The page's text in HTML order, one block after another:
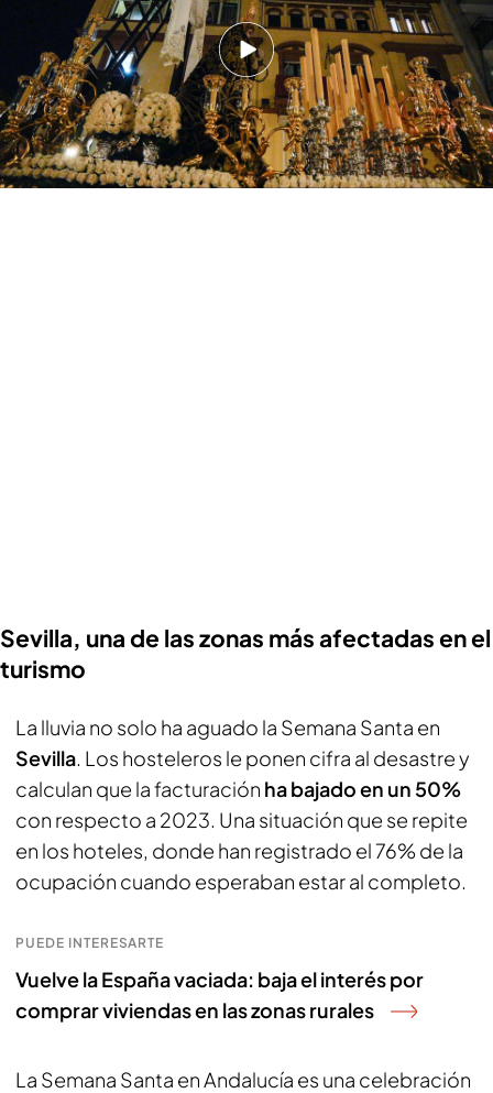
Sevilla, una de las zonas más afectadas en el
turismo
La lluvia no solo ha aguado la Semana Santa en
Sevilla. Los hosteleros le ponen cifra al desastre y
calculan que la facturación ha bajado en un 50%
con respecto a 2023. Una situación que se repite
en los hoteles, donde han registrado el 76% de la
ocupación cuando esperaban estar al completo.
PUEDE INTERESARTE
Vuelve la España vaciada: baja el interés por
comprar viviendas en las zonas rurales
La Semana Santa en Andalucía es una celebración